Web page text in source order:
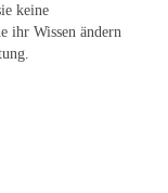
keine
ihr Wissen ändern